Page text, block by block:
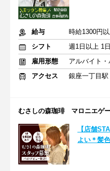
給与
時給1300円
シフト
雇用形態
アルバイト・
アクセス
銀座一丁目
むさしの森珈琲 マロニエゲ
【店舗
よい＊髪